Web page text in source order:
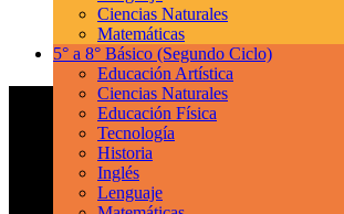
Ciencias Naturales
Matemáticas
5° a 8° Básico (Segundo Ciclo)
Educación Artística
Ciencias Naturales
Educación Física
Tecnología
Historia
Inglés
Lenguaje